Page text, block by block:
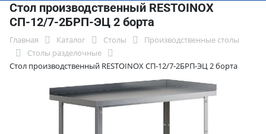
Стол производственный RESTOINOX
СП-12/7-2БРП-ЭЦ 2 борта
Главная Каталог Столы
Производственные столы
Столы разделочные
Стол производственный RESTOINOX СП-12/7-2БРП-ЭЦ 2 борта